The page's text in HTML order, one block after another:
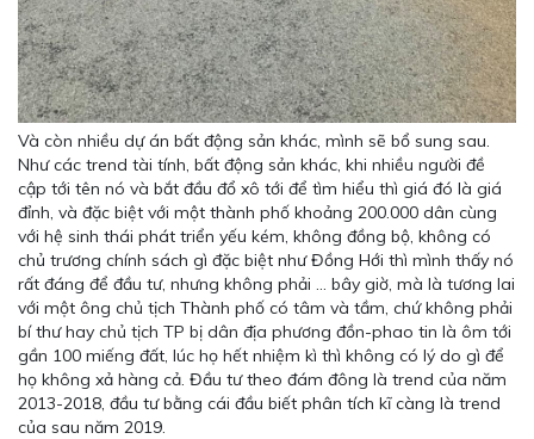
Và còn nhiều dự án bất động sản khác, mình sẽ bổ sung sau.
Như các trend tài tính, bất động sản khác, khi nhiều người đề
cập tới tên nó và bắt đầu đổ xô tới để tìm hiểu thì giá đó là giá
đỉnh, và đặc biệt với một thành phố khoảng 200.000 dân cùng
với hệ sinh thái phát triển yếu kém, không đồng bộ, không có
chủ trương chính sách gì đặc biệt như Đồng Hới thì mình thấy nó
rất đáng để đầu tư, nhưng không phải ... bây giờ, mà là tương lai
với một ông chủ tịch Thành phố có tâm và tầm, chứ không phải
bí thư hay chủ tịch TP bị dân địa phương đồn-phao tin là ôm tới
gần 100 miếng đất, lúc họ hết nhiệm kì thì không có lý do gì để
họ không xả hàng cả. Đầu tư theo đám đông là trend của năm
2013-2018, đầu tư bằng cái đầu biết phân tích kĩ càng là trend
của sau năm 2019.